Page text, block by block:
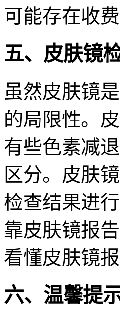
可能存在收
五、皮肤镜
虽然皮肤镜
的局限性。
有些色素减
区分。皮肤
检查结果进
靠皮肤镜报
看懂皮肤镜
六、温馨提